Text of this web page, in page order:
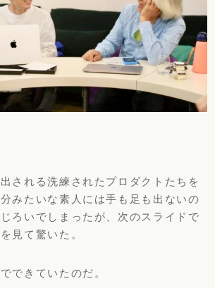
される洗練されたプロダクトたちを
みたいな素人には手も足も出ないの
ろいでしまったが、次のスライドで
見て驚いた。
できていたのだ。